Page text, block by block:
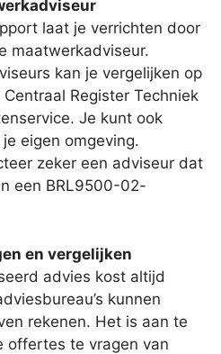
laat je verrichten door
maatwerkadviseur.
kan je vergelijken op
Register Techniek
Je kunt ook
eigen omgeving.
zeker een adviseur dat
een BRL9500-02-
en vergelijken
advies kost altijd
kunnen
rekenen. Het is aan te
offertes te vragen van